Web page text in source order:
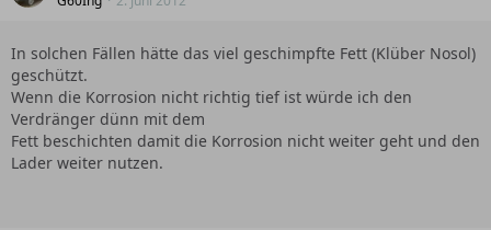
In solchen Fällen hätte das viel geschimpfte Fett (Klüber Nosol)
geschützt.
Wenn die Korrosion nicht richtig tief ist würde ich den
Verdränger dünn mit dem
Fett beschichten damit die Korrosion nicht weiter geht und den
Lader weiter nutzen.